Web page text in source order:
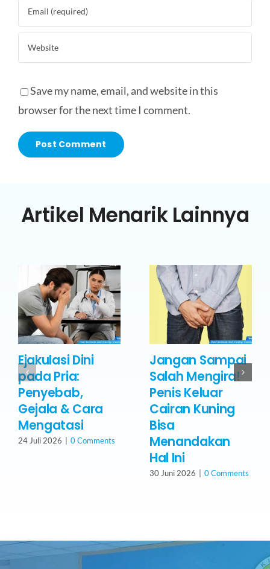
Save my name, email, and website in this
browser for the next time I comment.
Artikel Menarik Lainnya
Ejakulasi Dini
pada Pria:
Penyebab,
Gejala & Cara
Mengatasi
24 Juli 2026 0 Comments
Jangan Sampai
Salah Mengira!
Penis Keluar
Cairan Kuning
Bisa
Menandakan
Hal Ini
30 Juni 2026 0 Comments